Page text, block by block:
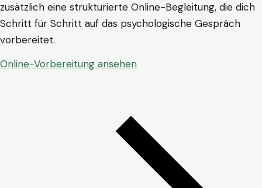
zusätzlich eine strukturierte Online-Begleitung, die dich
Schritt für Schritt auf das psychologische Gespräch
vorbereitet.
Online-Vorbereitung ansehen